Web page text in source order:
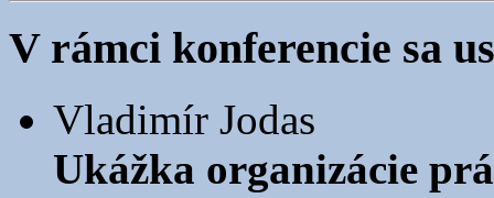
V rámci konferencie sa
Vladimír Jodas
Ukážka organizácie